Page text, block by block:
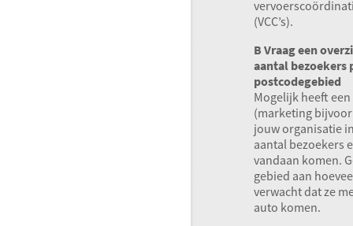
(VCC’s).
B Vraag een
aantal bezoekers
postcodegebied
Mogelijk heeft
(marketing
jouw organisatie
aantal bezoekers
vandaan komen.
gebied aan
verwacht dat ze
auto komen.